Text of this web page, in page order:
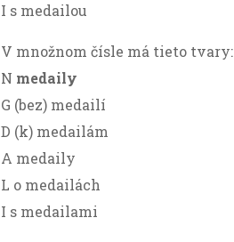
I s medailou
V množnom čísle má tieto tvary:
N medaily
G (bez) medailí
D (k) medailám
A medaily
L o medailách
I s medailami